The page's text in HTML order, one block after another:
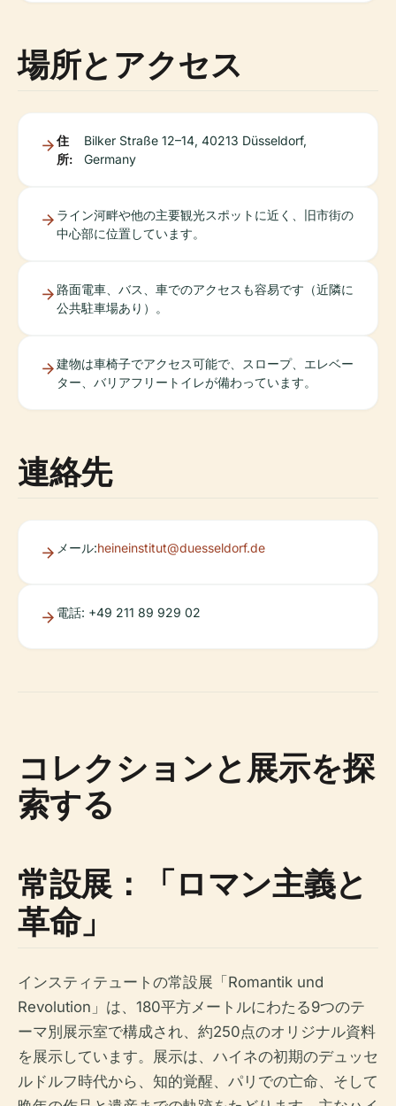
場所とアクセス
住
所:
Bilker Straße 12–14, 40213 Düsseldorf,
Germany
ライン河畔や他の主要観光スポットに近く、旧市街の
中心部に位置しています。
路面電車、バス、車でのアクセスも容易です（近隣に
公共駐車場あり）。
建物は車椅子でアクセス可能で、スロープ、エレベー
ター、バリアフリートイレが備わっています。
連絡先
メール:heineinstitut@duesseldorf.de
電話: +49 211 89 929 02
コレクションと展示を探
索する
常設展：「ロマン主義と
革命」
インスティテュートの常設展「Romantik und
Revolution」は、180平方メートルにわたる9つのテ
ーマ別展示室で構成され、約250点のオリジナル資料
を展示しています。展示は、ハイネの初期のデュッセ
ルドルフ時代から、知的覚醒、パリでの亡命、そして